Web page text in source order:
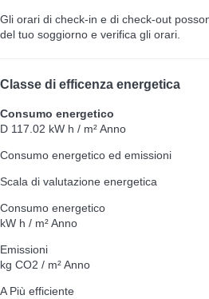
Gli orari di check-in e di check-out
del tuo soggiorno e verifica gli orari.
Classe di efficenza energetica
Consumo energetico
D 117.02 kW h / m² Anno
Consumo energetico ed emissioni
Scala di valutazione energetica
Consumo energetico
kW h / m² Anno
Emissioni
kg CO2 / m² Anno
APiù efficiente